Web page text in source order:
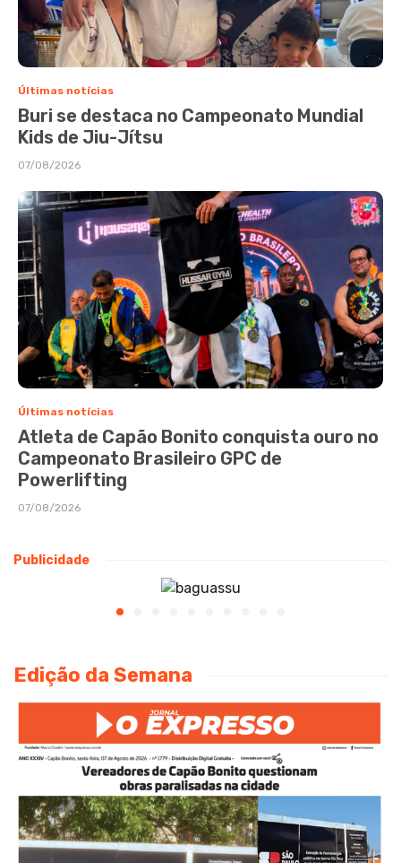
Últimas notícias
Buri se destaca no Campeonato Mundial
Kids de Jiu-Jítsu
07/08/2026
Últimas notícias
Atleta de Capão Bonito conquista ouro no
Campeonato Brasileiro GPC de
Powerlifting
07/08/2026
Publicidade
Edição da Semana